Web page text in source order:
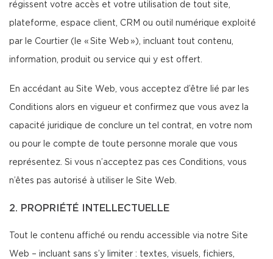
régissent votre accès et votre utilisation de tout site,
plateforme, espace client, CRM ou outil numérique exploité
par le Courtier (le « Site Web »), incluant tout contenu,
information, produit ou service qui y est offert.
En accédant au Site Web, vous acceptez d’être lié par les
Conditions alors en vigueur et confirmez que vous avez la
capacité juridique de conclure un tel contrat, en votre nom
ou pour le compte de toute personne morale que vous
représentez. Si vous n’acceptez pas ces Conditions, vous
n’êtes pas autorisé à utiliser le Site Web.
2. PROPRIÉTÉ INTELLECTUELLE
Tout le contenu affiché ou rendu accessible via notre Site
Web – incluant sans s’y limiter : textes, visuels, fichiers,